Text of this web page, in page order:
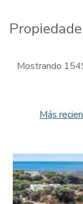
Mostrando
Más